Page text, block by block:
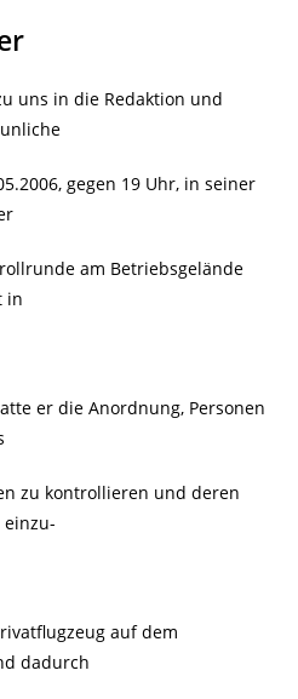
uns in die Redaktion und
gegen 19 Uhr, in seiner
am Betriebsgelände
in
er die Anordnung, Personen
zu kontrollieren und deren
auf dem
dadurch